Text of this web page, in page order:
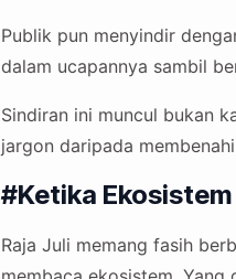
Publik pun menyindir
dalam ucapannya sambil
Sindiran ini muncul bukan
jargon daripada
#Ketika
Raja Juli memang fasih